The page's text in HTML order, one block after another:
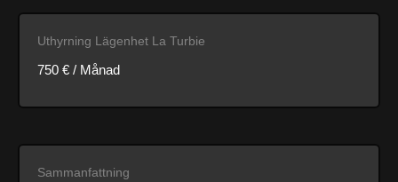
Uthyrning Lägenhet La Turbie
750 € / Månad
Sammanfattning